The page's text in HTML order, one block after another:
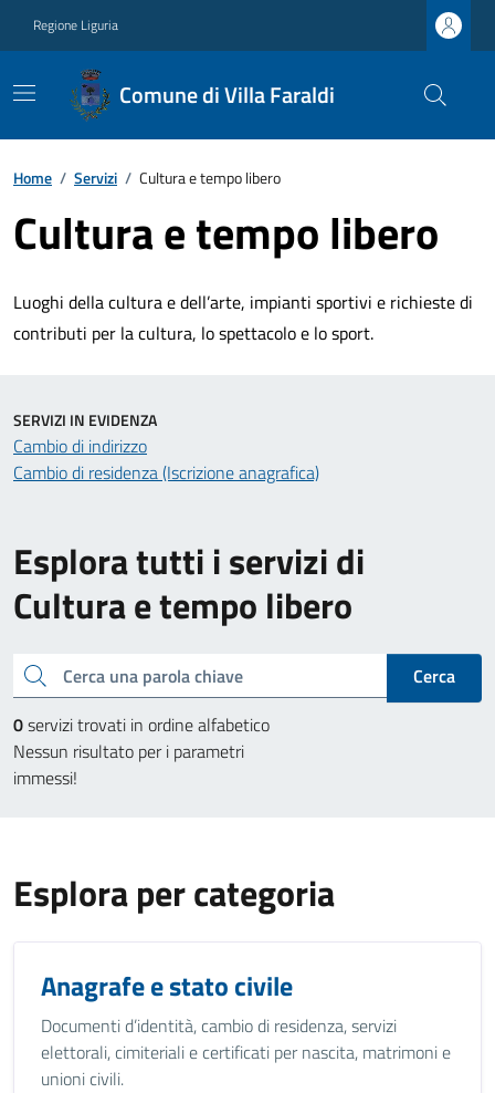
Regione Liguria
Comune di Villa Faraldi
Home / Servizi / Cultura e tempo libero
Cultura e tempo libero
Luoghi della cultura e dell’arte, impianti sportivi e richieste di
contributi per la cultura, lo spettacolo e lo sport.
Esplora tutti i servizi di
Cultura e tempo libero
Cerca una parola chiave
Cerca
0servizi trovati in ordine alfabetico
Nessun risultato per i parametri
immessi!
SERVIZI IN EVIDENZA
Cambio di indirizzo
Cambio di residenza (Iscrizione anagrafica)
Esplora per categoria
Anagrafe e stato civile
Documenti d’identità, cambio di residenza, servizi
elettorali, cimiteriali e certificati per nascita, matrimoni e
unioni civili.